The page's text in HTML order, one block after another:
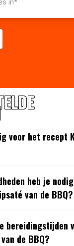
voor het recept
heb je
van de BBQ?
bereidingstijden
de BBQ?